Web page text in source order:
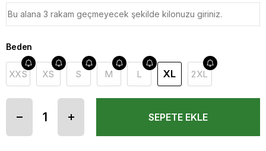
Beden
XXS XS S M L XL 2XL